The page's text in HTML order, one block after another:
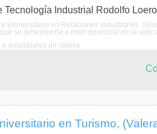
Tecnología Industrial Rodolfo
Universitario en Relaciones Industriales.
se desempeña a nivel gerencial en la
Industriales en Valera
en Turismo,